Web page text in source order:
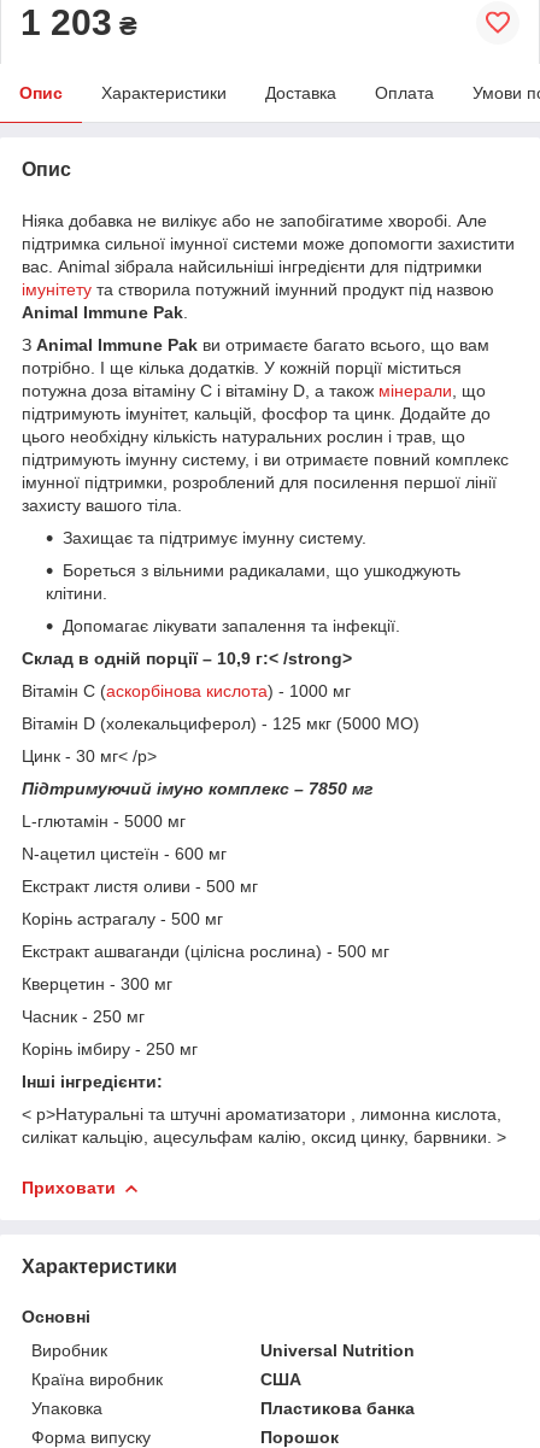
1 203 ₴
Опис Характеристики Доставка Оплата Умови
Опис
Ніяка добавка не вилікує або не запобігатиме хворобі. Але
підтримка сильної імунної системи може допомогти захистити
вас. Animal зібрала найсильніші інгредієнти для підтримки
імунітету та створила потужний імунний продукт під назвою
Animal Immune Pak
З Animal Immune Pak ви отримаєте багато всього, що вам
потрібно. І ще кілька додатків. У кожній порції міститься
потужна доза вітаміну C і вітаміну D, а також мінерали , що
підтримують імунітет, кальцій, фосфор та цинк. Додайте до
цього необхідну кількість натуральних рослин і трав, що
підтримують імунну систему, і ви отримаєте повний комплекс
імунної підтримки, розроблений для посилення першої лінії
захисту вашого тіла.
Захищає та підтримує імунну систему.
Бореться з вільними радикалами, що ушкоджують
клітини.
Допомагає лікувати запалення та інфекції.
Склад в одній порції – 10,9 г:< /strong>
Вітамін С (аскорбінова кислота) - 1000 мг
Вітамін D (холекальциферол) - 125 мкг (5000 МО)
Цинк - 30 мг< /p>
Підтримуючий імуно комплекс – 7850 мг
L-глютамін - 5000 мг
N-ацетил цистеїн - 600 мг
Екстракт листя оливи - 500 мг
Корінь астрагалу - 500 мг
Екстракт ашваганди (цілісна рослина) - 500 мг
Кверцетин - 300 мг
Часник - 250 мг
Корінь імбиру - 250 мг
Інші інгредієнти:
< p>Натуральні та штучні ароматизатори , лимонна кислота,
силікат кальцію, ацесульфам калію, оксид цинку, барвники. >
Приховати
Характеристики
Основні
Виробник
Universal Nutrition
Країна виробник
США
Упаковка
Пластикова банка
Форма випуску
Порошок